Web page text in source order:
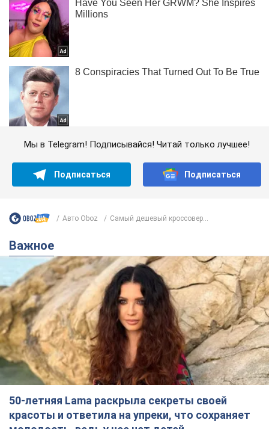
Мы в Telegram! Подписывайся! Читай только лучшее!
Подписаться Подписаться
Авто Oboz Самый дешевый кроссовер...
Важное
50-летняя Lama раскрыла секреты своей
красоты и ответила на упреки, что сохраняет